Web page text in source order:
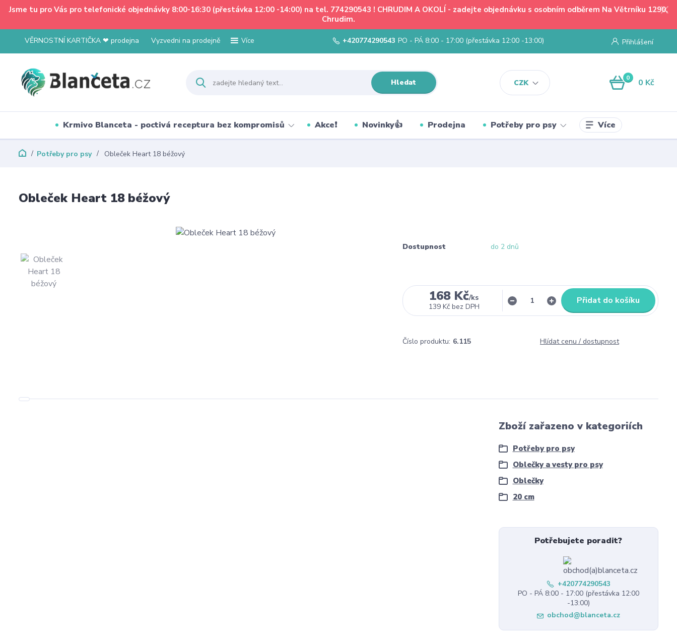
Jsme tu pro Vás pro telefonické objednávky 8:00-16:30 (přestávka 12:00 -14:00) na tel. 774290543 ! CHRUDIM A OKOLÍ - zadejte objednávku s osobním odběrem Na Větrníku 1290,
Chrudim.
VĚRNOSTNÍ KARTIČKA ❤ prodejna Vyzvedni na prodejně Více
CZK
Přihlášení
Hledat
+420774290543 PO - PÁ 8:00 - 17:00 (přestávka 12:00 -13:00)
0 0 Kč
Krmivo Blanceta - poctivá receptura bez kompromisů Akce❗ Novinky👍 Prodejna Potřeby pro psy Více
Potřeby pro psy Obleček Heart 18 béžový
Obleček Heart 18 béžový
Dostupnost do 2 dnů
168 Kč/ks
139 Kč bez DPH
Přidat do košíku
Číslo produktu: 6.115 Hlídat cenu / dostupnost
Zboží zařazeno v kategoriích
Potřeby pro psy
Oblečky a vesty pro psy
Oblečky
20 cm
Potřebujete poradit?
+420774290543
PO - PÁ 8:00 - 17:00 (přestávka 12:00
-13:00)
obchod@blanceta.cz